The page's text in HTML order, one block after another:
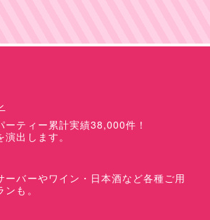
ケータリングプラン
ドリンクメニュー
単品オプション
ーティー累計実績38,000件！
出します。
ーバーやワイン・日本酒など各種ご用
も。